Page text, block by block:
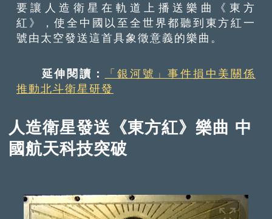
要讓人造衛星在軌道上播送樂曲《東方
紅》，使全中國以至全世界都聽到東方紅一
號由太空發送這首具象徵意義的樂曲。
延伸閱讀：
「銀河號」事件損中美關係
推動北斗衛星研發
人造衛星發送《東方紅》樂曲 中
國航天科技突破